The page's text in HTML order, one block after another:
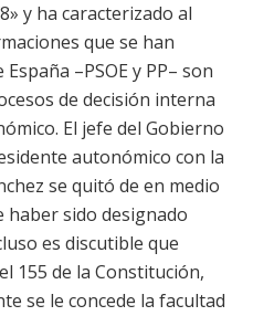
y ha caracterizado al
que se han
–PSOE y PP– son
de decisión interna
El jefe del Gobierno
autonómico con la
se quitó de en medio
haber sido designado
es discutible que
155 de la Constitución,
se le concede la facultad